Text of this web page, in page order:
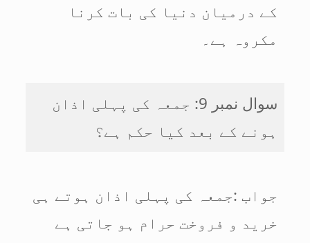
کے درمیان دنیا کی بات کرنا
مکروہ ہے۔
سوال نمبر 9: جمعہ کی پہلی اذان
ہونے کے بعد کیا حکم ہے؟
جواب :جمعہ کی پہلی اذان ہوتے ہی
خرید و فروخت حرام ہو جاتی ہے